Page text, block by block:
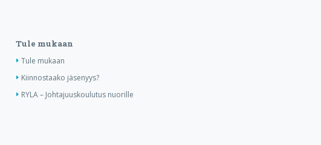
Tule mukaan
Tule mukaan
Kiinnostaako jäsenyys?
RYLA – Johtajuuskoulutus nuorille